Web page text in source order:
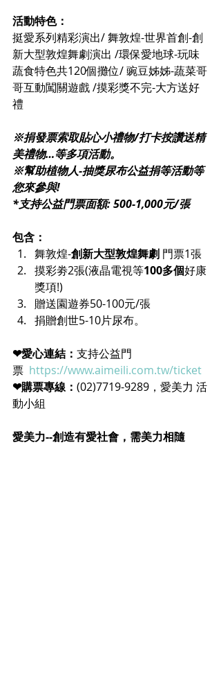
活動特色：
挺愛系列精彩演出/ 舞敦煌-世界首創-創
新大型敦煌舞劇演出 /環保愛地球-玩味
蔬食特色共120個攤位/ 豌豆姊姊-蔬菜哥
哥互動闖關遊戲 /摸彩獎不完-大方送好
禮
※捐發票索取貼心小禮物/打卡按讚送精
美禮物…等多項活動。
※幫助植物人-抽獎尿布公益捐等活動等
您來參與!
*支持公益門票面額: 500-1,000元/張
包含：
舞敦煌-創新大型敦煌舞劇 門票1張
摸彩劵2張(液晶電視等100多個好康
獎項!)
贈送園遊券50-100元/張
捐贈創世5-10片尿布。
❤愛心連結： 支持公益門
票 https://www.aimeili.com.tw/ticket
❤購票專線： (02)7719-9289，愛美力 活
動小組
愛美力--創造有愛社會，需美力相隨